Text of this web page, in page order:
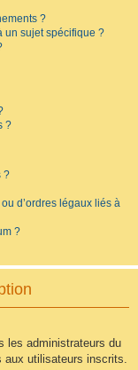
?
un sujet spécifique ?
?
?
d’ordres légaux liés à
?
les administrateurs du
aux utilisateurs inscrits.